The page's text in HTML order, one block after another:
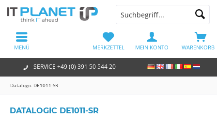
SERVICE +49 (0) 391 50 544 20
WARENKORB
MERKZETTEL MEIN KONTO
MENÜ
Datalogic DE1011-SR
DATALOGIC DE1011-SR